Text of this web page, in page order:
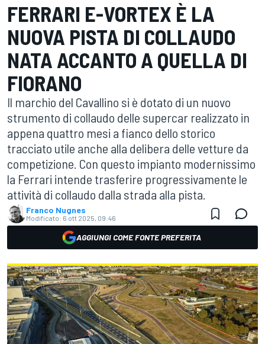
FERRARI E-VORTEX È LA
NUOVA PISTA DI COLLAUDO
NATA ACCANTO A QUELLA DI
FIORANO
Il marchio del Cavallino si è dotato di un nuovo
strumento di collaudo delle supercar realizzato in
appena quattro mesi a fianco dello storico
tracciato utile anche alla delibera delle vetture da
competizione. Con questo impianto modernissimo
la Ferrari intende trasferire progressivamente le
attività di collaudo dalla strada alla pista.
Franco Nugnes
Modificato: 6 ott 2025, 09:46
AGGIUNGI COME FONTE PREFERITA